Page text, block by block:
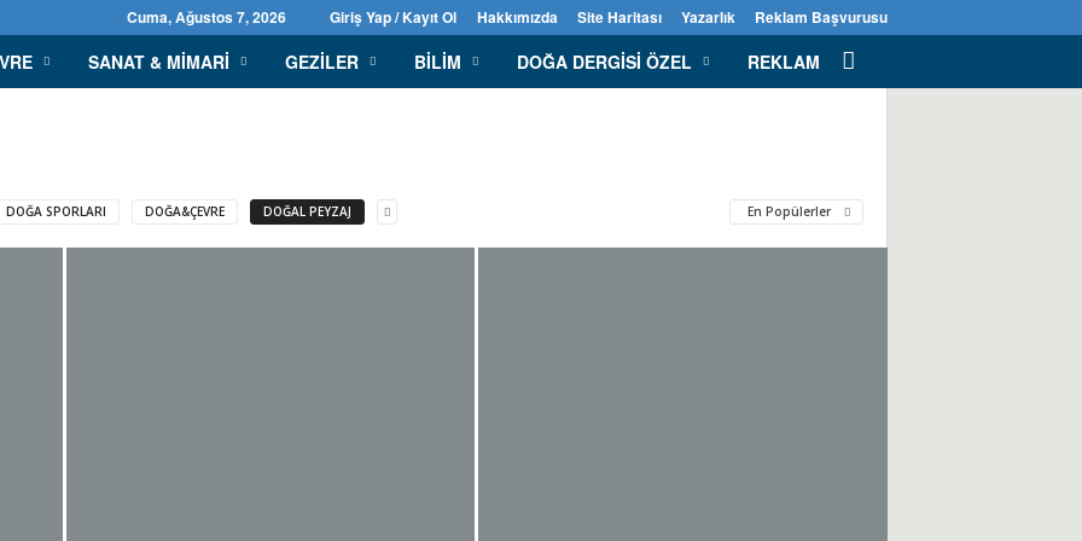
Cuma, Ağustos 7, 2026 Giriş Yap / Kayıt Ol Hakkımızda Site Haritası Yazarlık Reklam Başvurusu
SANAT & MIMARI GEZILER BILIM DOĞA DERGISI ÖZEL REKLAM
DOĞA SPORLARI DOĞA&ÇEVRE DOĞAL PEYZAJ En Popülerler